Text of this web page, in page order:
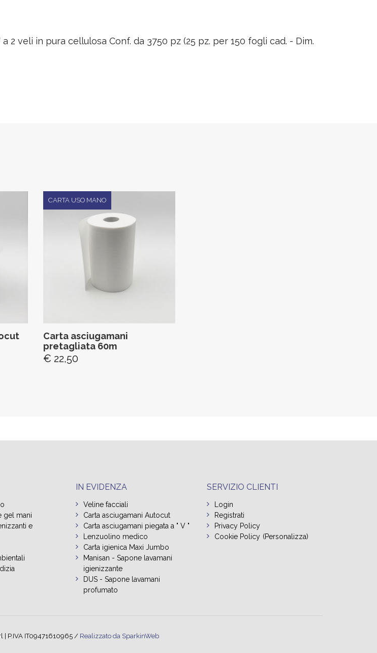
2 veli in pura cellulosa Conf. da 3750 pz (25 pz. per 150 fogli cad. - Dim.
CARTA USO MANO
Carta asciugamani
pretagliata 60m
€ 22,50
gel mani
e
IN EVIDENZA
Veline facciali
Carta asciugamani Autocut
Carta asciugamani piegata a " V "
Lenzuolino medico
Carta igienica Maxi Jumbo
Manisan - Sapone lavamani
igienizzante
DUS - Sapone lavamani
profumato
SERVIZIO CLIENTI
Login
Registrati
Privacy Policy
Cookie Policy (Personalizza)
| P.IVA IT09471610965 / Realizzato da SparkinWeb